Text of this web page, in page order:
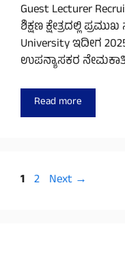
Guest Lecturer
ಶಿಕ್ಷಣ ಕ್ಷೇತ್ರದಲ್ಲಿ
University ಇದೀಗ
ಉಪನ್ಯಾಸಕರ
Read more
Page
1 Page
2 Next →